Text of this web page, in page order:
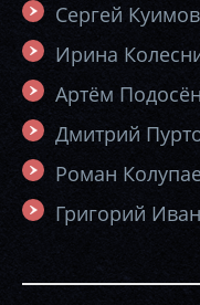
Сергей
Ирина
Артём
Дмитрий
Роман
Григорий